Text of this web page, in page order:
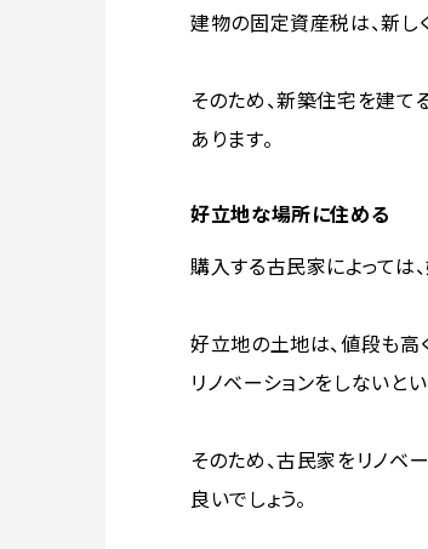
建物の固定資産税は、新し
そのため、新築住宅を建て
あります。
好立地な場所に住める
購入する古民家によっては
好立地の土地は、値段も高
リノベーションをしないと
そのため、古民家をリノベ
良いでしょう。